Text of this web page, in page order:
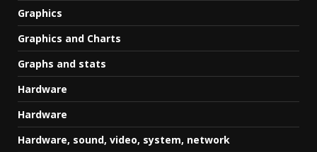
Graphics
Graphics and Charts
Graphs and stats
Hardware
Hardware
Hardware, sound, video, system, network